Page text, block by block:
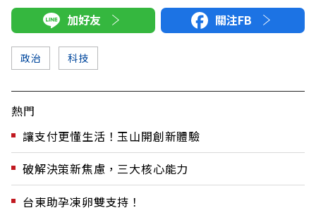
加好友 關注FB
政治 科技
熱門
讓支付更懂生活！玉山開創新體驗
破解決策新焦慮，三大核心能力
台東助孕凍卵雙支持！